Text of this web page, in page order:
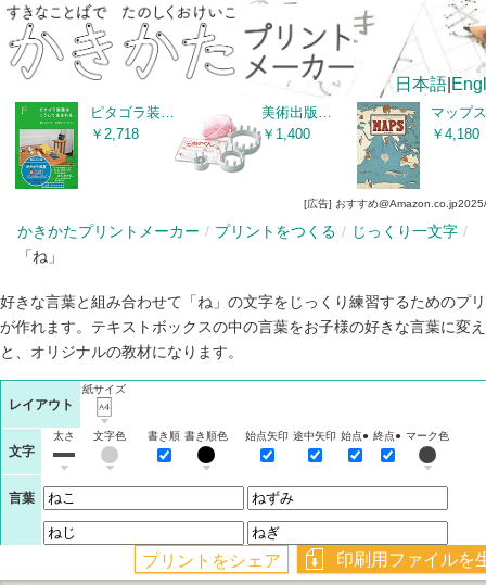
日本語
かきかたプリントメーカー プリントをつくる
じっくり一文字
「ね」
好きな言葉と組み合わせて「ね」の文字をじっくり練習するためのプ
が作れます。テキストボックスの中の言葉をお子様の好きな言葉に変
と、オリジナルの教材になります。
レイアウト
紙サイズ
文字
太さ 文字色 書き順 書き順色 始点矢印 途中矢印 始点● 終点● マーク色
言葉
ピタゴラ装置はこうして生まれる Blu-rayブック
￥2,718
美術出版サービスセンター リリアン編みができる 手あみくん 3種セット ABS樹脂製
￥1,400
￥4,180
[広告] おすすめ@Amazon.co.jp